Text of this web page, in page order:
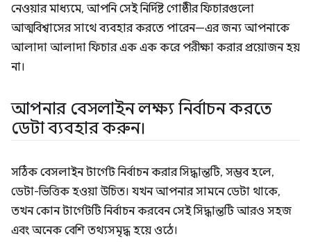
নেওয়ার মাধ্যমে, আপনি সেই নির্দিষ্ট গোষ্ঠীর ফিচারগুলো
আত্মবিশ্বাসের সাথে ব্যবহার করতে পারেন—এর জন্য আপনাকে
আলাদা আলাদা ফিচার এক এক করে পরীক্ষা করার প্রয়োজন হয়
না।
আপনার বেসলাইন লক্ষ্য নির্বাচন করতে
ডেটা ব্যবহার করুন।
সঠিক বেসলাইন টার্গেট নির্বাচন করার সিদ্ধান্তটি, সম্ভব হলে,
ডেটা-ভিত্তিক হওয়া উচিত। যখন আপনার সামনে ডেটা থাকে,
তখন কোন টার্গেটটি নির্বাচন করবেন সেই সিদ্ধান্তটি আরও সহজ
এবং অনেক বেশি তথ্যসমৃদ্ধ হয়ে ওঠে।